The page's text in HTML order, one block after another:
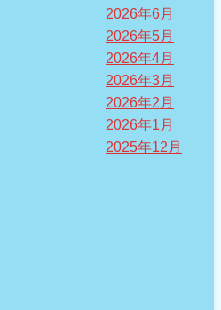
2026年6月
2026年5月
2026年4月
2026年3月
2026年2月
2026年1月
2025年12月